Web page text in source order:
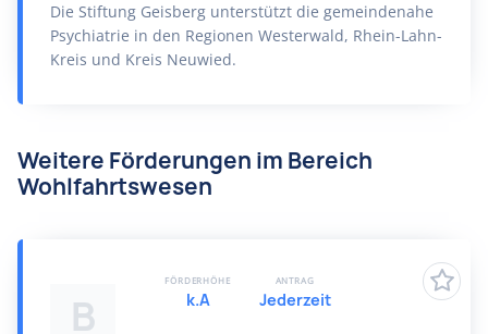
Die Stiftung Geisberg unterstützt die gemeindenahe
Psychiatrie in den Regionen Westerwald, Rhein-Lahn-
Kreis und Kreis Neuwied.
Weitere Förderungen im Bereich
Wohlfahrtswesen
B
FÖRDERHÖHE
k.A
ANTRAG
Jederzeit